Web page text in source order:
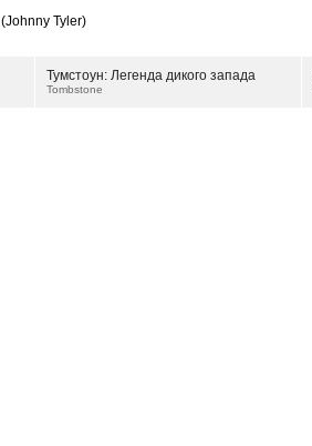
(Johnny Tyler)
Тумстоун: Легенда дикого запада
Tombstone